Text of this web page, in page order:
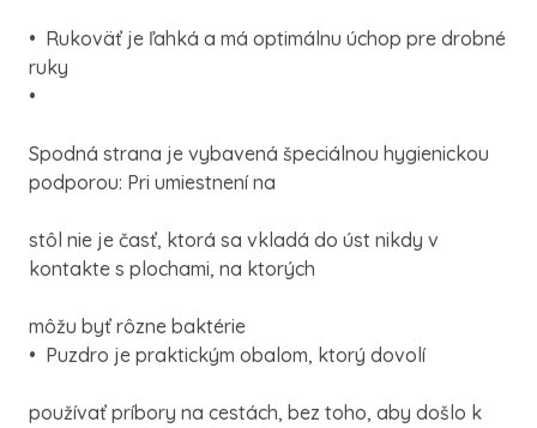
• Rukoväť je ľahká a má optimálnu úchop pre drobné
ruky
•
Spodná strana je vybavená špeciálnou hygienickou
podporou: Pri umiestnení na
stôl nie je časť, ktorá sa vkladá do úst nikdy v
kontakte s plochami, na ktorých
môžu byť rôzne baktérie
• Puzdro je praktickým obalom, ktorý dovolí
používať príbory na cestách, bez toho, aby došlo k